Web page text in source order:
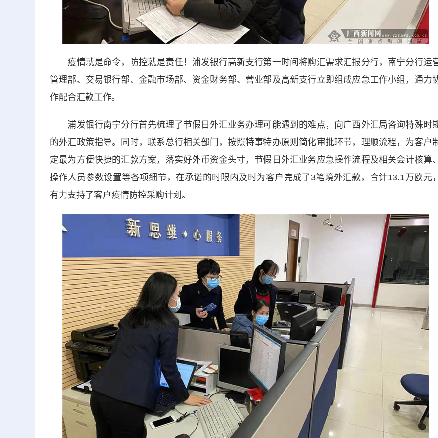
疫情就是命令，防控就是责任！浦发银行高新支行第一时间将购汇需求汇报分行，南宁分行运
管理部、交易银行部、金融市场部、资金财务部、营业部及高新支行立即组成应急工作小组，通力
作配合汇款工作。
浦发银行南宁分行首先梳理了节假日外汇业务办理可能遇到的难点，向广西外汇局咨询特殊时
的外汇政策指导。同时，联系总行相关部门，按照特事特办原则简化审批环节，理顺流程，为客户
定最为方便快捷的汇款方案，落实好外币资金头寸，节假日外汇业务应急操作流程及相关会计核算、
操作人员参数设置等各项细节，在承诺的时限内及时为客户完成了3笔境外汇款，合计13.1万欧元，
有力支持了客户疫情防控采购计划。